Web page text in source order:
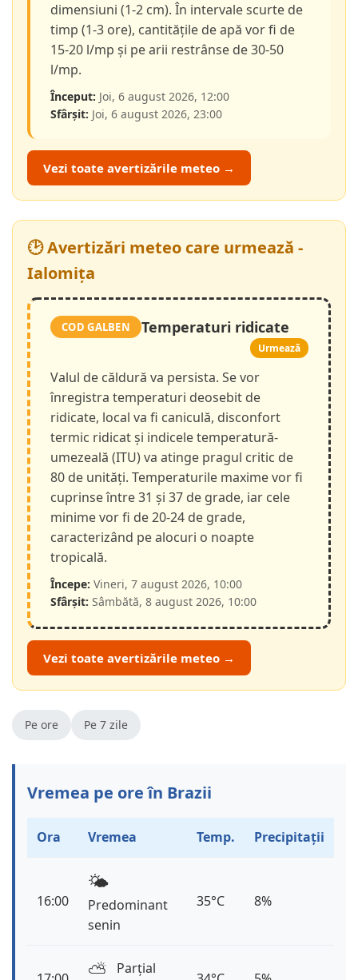
dimensiuni (1-2 cm). În intervale scurte de
timp (1-3 ore), cantitățile de apă vor fi de
15-20 l/mp și pe arii restrânse de 30-50
l/mp.
Început: Joi, 6 august 2026, 12:00
Sfârșit: Joi, 6 august 2026, 23:00
Vezi toate avertizările meteo →
🕑 Avertizări meteo care urmează -
Ialomița
COD GALBEN Temperaturi ridicate
Urmează
Valul de căldură va persista. Se vor
înregistra temperaturi deosebit de
ridicate, local va fi caniculă, disconfort
termic ridicat și indicele temperatură-
umezeală (ITU) va atinge pragul critic de
80 de unități. Temperaturile maxime vor fi
cuprinse între 31 și 37 de grade, iar cele
minime vor fi de 20-24 de grade,
caracterizând pe alocuri o noapte
tropicală.
Începe: Vineri, 7 august 2026, 10:00
Sfârșit: Sâmbătă, 8 august 2026, 10:00
Vezi toate avertizările meteo →
Pe ore Pe 7 zile
Vremea pe ore în Brazii
Ora Vremea Temp. Precipitații
16:00
🌤️
Predominant
senin
35°C 8%
⛅️ Parțial